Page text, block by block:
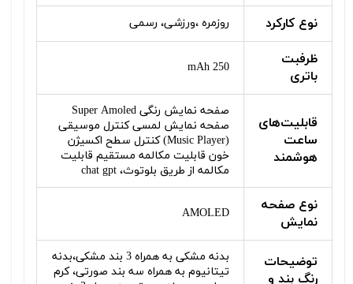
نوع کارکرد روزمره ،ورزشی، رسمی
ظرفبت
باتری
250 mAh
قابلیت‌های
ساعت
هوشمند
صفحه نمایش رنگی Super Amoled
صفحه نمایش لمسی کنترل موسیقی
(Music Player) کنترل سطح اکسیژن
خون قابلیت مکالمه مستقیم قابلیت
مکالمه از طریق بلوتوث، chat gpt
نوع صفحه
نمایش
AMOLED
توضیحات
رنگ بند و
بدنه مشکی به همراه 3 بند مشکی،بدنه
تیتانیوم به همراه سه بند صورتی، کرم